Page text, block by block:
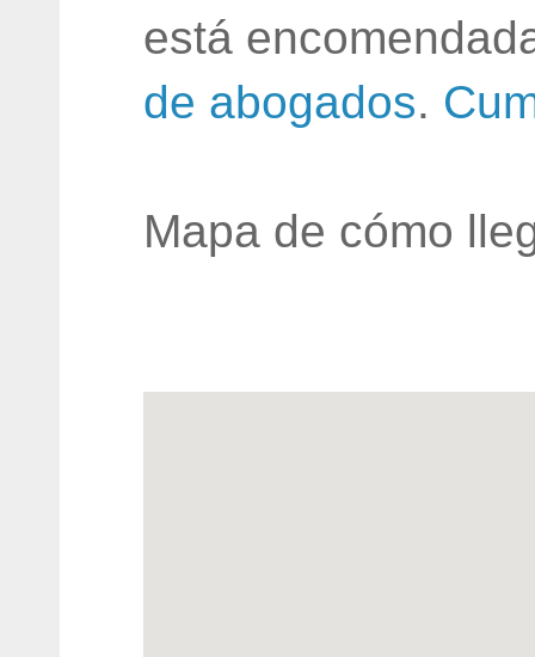
está
de abogados.
Mapa de cómo